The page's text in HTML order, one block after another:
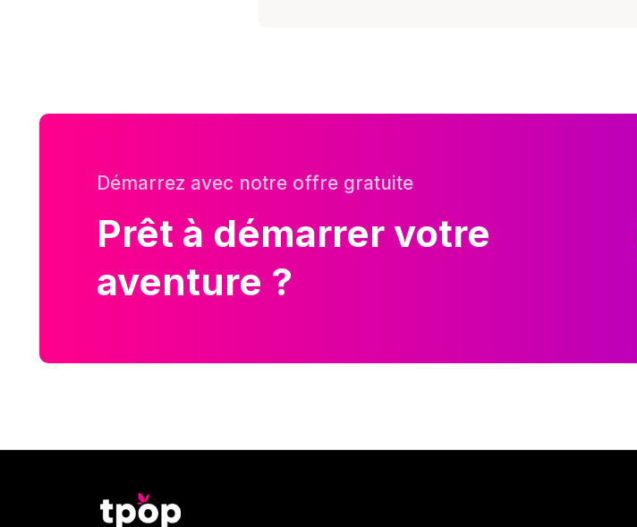
Démarrez avec notre offre gratuite
Prêt à démarrer votre
aventure ?